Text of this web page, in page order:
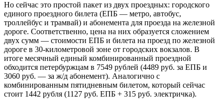
Но сейчас это простой пакет из двух проездных: городского
единого проездного билета (ЕПБ — метро, автобус,
троллейбус и трамвай) и абонемента для проезда на железной
дороге. Соответственно, цена на них образуется сложением
двух сумм — стоимости ЕПБ и билета на проезд по железной
дороге в 30‑километровой зоне от городских вокзалов. В
итоге месячный единый комбинированный проездной
обходится петербуржцам в 7549 руб­лей (4489 руб. за ЕПБ и
3060 руб. — за ж/д абонемент). Аналогично с
комбинированным пятидневным билетом, который сейчас
стоит 1442 рубля (1127 руб. ЕПБ + 315 руб. электричка).